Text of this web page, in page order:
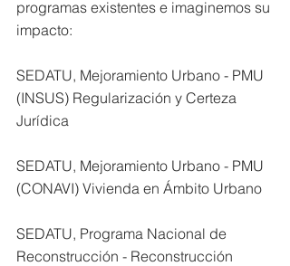
programas existentes e imaginemos su
impacto:
SEDATU, Mejoramiento Urbano - PMU
(INSUS) Regularización y Certeza
Jurídica
SEDATU, Mejoramiento Urbano - PMU
(CONAVI) Vivienda en Ámbito Urbano
SEDATU, Programa Nacional de
Reconstrucción - Reconstrucción